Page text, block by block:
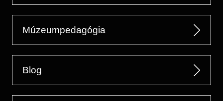
Múzeumpedagógia
Blog